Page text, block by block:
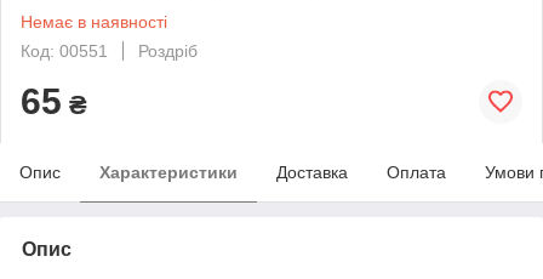
Немає в наявності
Код: 00551
Роздріб
65 ₴
Опис Характеристики Доставка Оплата Умови
Опис